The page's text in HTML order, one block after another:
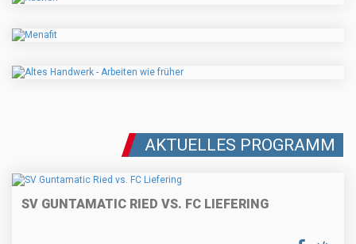
AKTUELLES PROGRAMM
SV GUNTAMATIC RIED VS. FC LIEFERING